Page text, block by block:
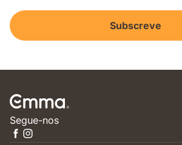
Subscreve
Segue-nos